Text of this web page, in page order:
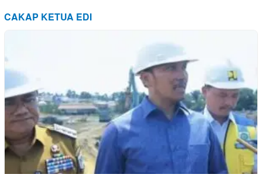
CAKAP KETUA EDI